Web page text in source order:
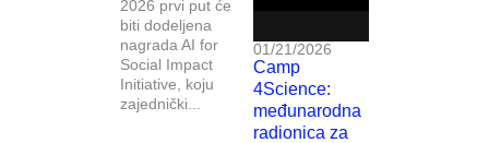
2026 prvi put će
biti dodeljena
nagrada AI for
Social Impact
Initiative, koju
zajednički...
01/21/2026
Camp
4Science:
međunarodna
radionica za